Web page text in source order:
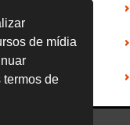
de mídia
termos de